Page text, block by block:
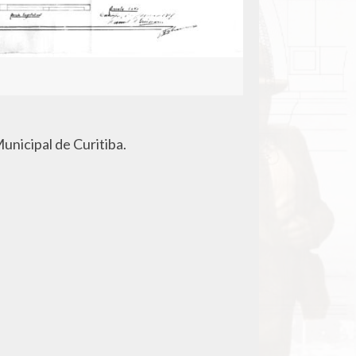
de Curitiba.